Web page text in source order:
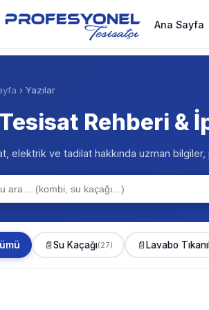
Ana Sayfa
› Yazılar
Rehberi &
elektrik ve tadilat hakkında uzman bilgiler,
📄Su Kaçağı(27) 📄Lavabo